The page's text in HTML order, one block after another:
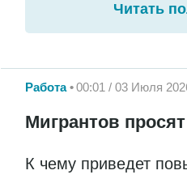
Читать
Работа 00:01 / 03 Июля
Мигрантов
К чему приведет